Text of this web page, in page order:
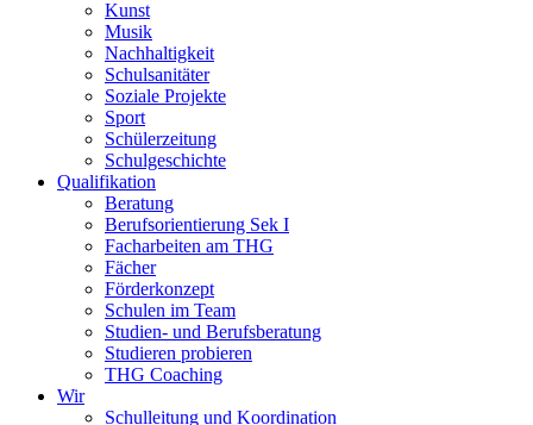
Kunst
Musik
Nachhaltigkeit
Schulsanitäter
Soziale Projekte
Sport
Schülerzeitung
Schulgeschichte
Qualifikation
Beratung
Berufsorientierung Sek I
Facharbeiten am THG
Fächer
Förderkonzept
Schulen im Team
Studien- und Berufsberatung
Studieren probieren
THG Coaching
Wir
Schulleitung und Koordination